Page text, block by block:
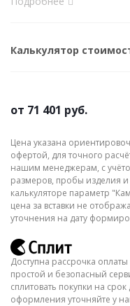
Калькулятор
от 71 401 руб.
Цена указана
офертой, для точного
нашим менеджерам, с
размеров, пробы изделия и
калькуляторе параметр
цена за вставки не
уточнения на дату
Доступна рассрочка
простой и безопасный
сплитовать покупки на
оформления уточняйте у